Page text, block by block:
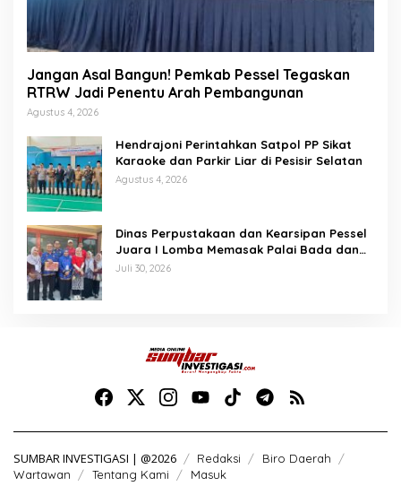
Jangan Asal Bangun! Pemkab Pessel Tegaskan
RTRW Jadi Penentu Arah Pembangunan
Agustus 4, 2026
Hendrajoni Perintahkan Satpol PP Sikat
Karaoke dan Parkir Liar di Pesisir Selatan
Agustus 4, 2026
Dinas Perpustakaan dan Kearsipan Pessel
Juara I Lomba Memasak Palai Bada dan
Lamang Golek
Juli 30, 2026
SUMBAR INVESTIGASI | @2026 Redaksi
Biro Daerah
Wartawan
Tentang Kami Masuk